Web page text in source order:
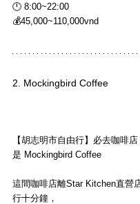
🕛 8:00~22:00
💰45,000~110,000vnd
2. Mockingbird Coffee
【胡志明市自由行】必去咖啡
是 Mockingbird Coffee
這間咖啡店離Star Kitchen直營
行十分鐘，